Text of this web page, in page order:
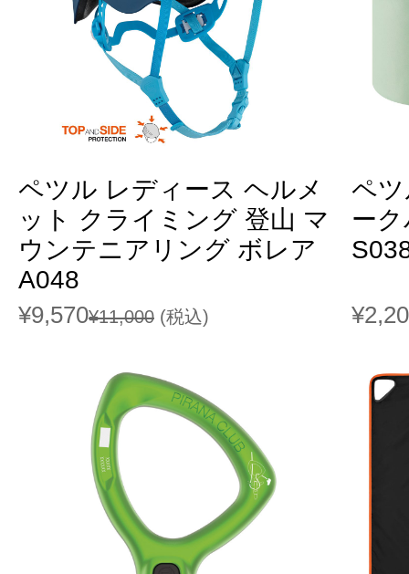
ペツル レディース ヘルメ
ット クライミング 登山 マ
ウンテニアリング ボレア
A048
¥9,570¥11,000 (税込)
ペ
ー